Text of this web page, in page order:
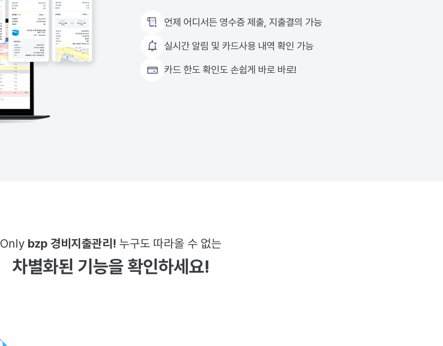
언제 어디서든 영수증 제출, 지출결의 가능
실시간 알림 및 카드사용 내역 확인 가능
카드 한도 확인도 손쉽게 바로 바로!
Only bzp 경비지출관리! 누구도 따라올 수 없는
차별화된 기능을 확인하세요!